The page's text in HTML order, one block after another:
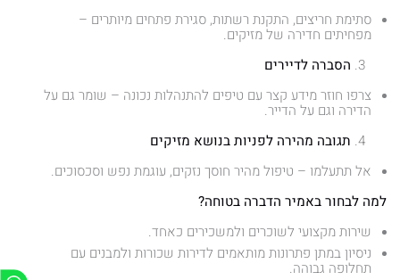
סתימת חריצים, התקנת רשתות, סגירת פתחים מיותרים –
מפחיתים חדירה של מזיקים.
הסברה לדיירים
צרפו חוזר מידע קצר עם טיפים להתנהלות נכונה – שומר גם על
הדירה וגם על הדייר.
תגובה מהירה לפניות בנושא מזיקים
אל תתעלמו – טיפול מהיר חוסך נזקים, עוגמת נפש וסכסוכים.
למה לבחור באמיר הדברה בטוחה?
שירות מקצועי לשוכרים ולמשכירים כאחד.
ניסיון במתן פתרונות מותאמים לדירות שכורות ולמבנים עם
תחלופה גבוהה.